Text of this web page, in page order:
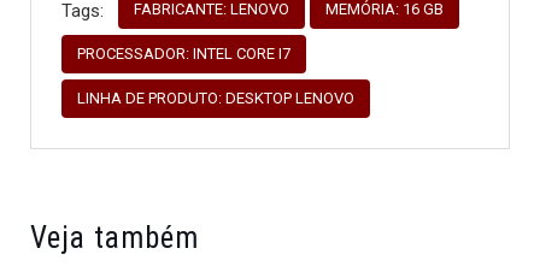
Tags: FABRICANTE: LENOVO MEMÓRIA: 16 GB
PROCESSADOR: INTEL CORE I7
LINHA DE PRODUTO: DESKTOP LENOVO
Veja também